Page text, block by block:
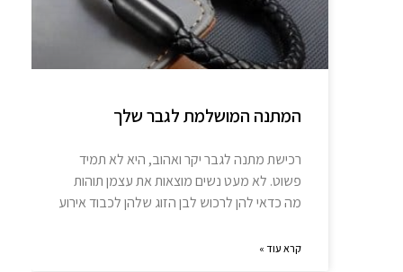
המתנה המושלמת לגבר שלך
רכישת מתנה לגבר יקר ואהוב, היא לא תמיד
פשוט. לא מעט נשים מוצאות את עצמן תוהות
מה כדאי להן לרכוש לבן הזוג שלהן לכבוד אירוע
קרא עוד »